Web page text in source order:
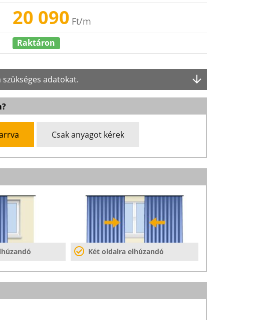
20 090 Ft/m
Raktáron
adatokat.
Csak anyagot kérek
Két oldalra elhúzandó